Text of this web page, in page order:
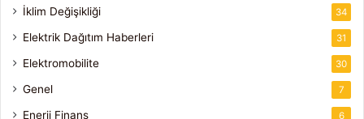
İklim Değişikliği 34
Elektrik Dağıtım Haberleri 31
Elektromobilite 30
Genel 7
Enerji Finans 6